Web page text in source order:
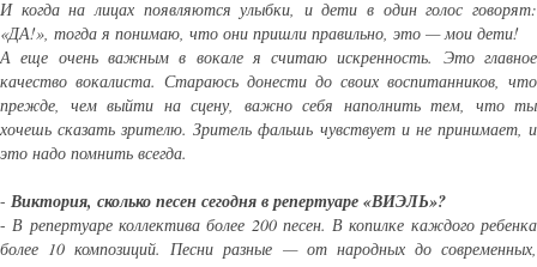
И когда на лицах появляются улыбки, и дети в один голос говорят:
«ДА!», тогда я понимаю, что они пришли правильно, это — мои дети!
А еще очень важным в вокале я считаю искренность. Это главное
качество вокалиста. Стараюсь донести до своих воспитанников, что
прежде, чем выйти на сцену, важно себя наполнить тем, что ты
хочешь сказать зрителю. Зритель фальшь чувствует и не принимает, и
это надо помнить всегда.
- Виктория, сколько песен сегодня в репертуаре «ВИЭЛЬ»?
-В репертуаре коллектива более 200 песен. В копилке каждого ребенка
более 10 композиций. Песни разные — от народных до современных,